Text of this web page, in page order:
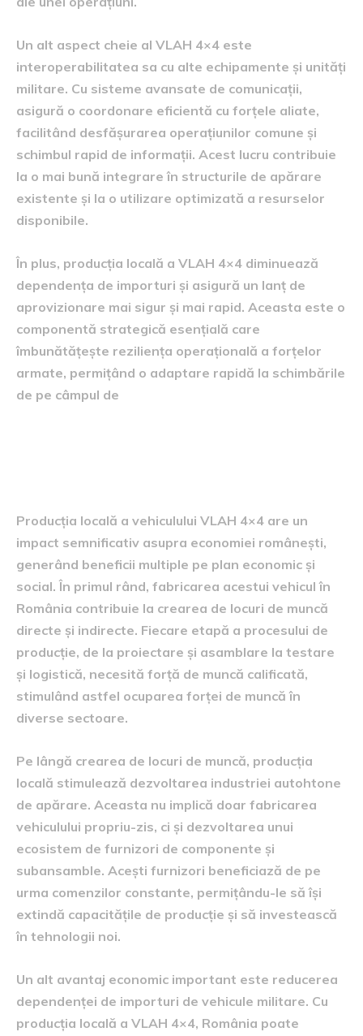
Un alt aspect cheie al VLAH 4×4 este
interoperabilitatea sa cu alte echipamente și unități
militare. Cu sisteme avansate de comunicații,
asigură o coordonare eficientă cu forțele aliate,
facilitând desfășurarea operațiunilor comune și
schimbul rapid de informații. Acest lucru contribuie
la o mai bună integrare în structurile de apărare
existente și la o utilizare optimizată a resurselor
disponibile.
În plus, producția locală a VLAH 4×4 diminuează
dependența de importuri și asigură un lanț de
aprovizionare mai sigur și mai rapid. Aceasta este o
componentă strategică esențială care
îmbunătățește reziliența operațională a forțelor
armate, permițând o adaptare rapidă la schimbările
de pe câmpul de
Producția locală a vehiculului VLAH 4×4 are un
impact semnificativ asupra economiei românești,
generând beneficii multiple pe plan economic și
social. În primul rând, fabricarea acestui vehicul în
România contribuie la crearea de locuri de muncă
directe și indirecte. Fiecare etapă a procesului de
producție, de la proiectare și asamblare la testare
și logistică, necesită forță de muncă calificată,
stimulând astfel ocuparea forței de muncă în
diverse sectoare.
Pe lângă crearea de locuri de muncă, producția
locală stimulează dezvoltarea industriei autohtone
de apărare. Aceasta nu implică doar fabricarea
vehiculului propriu-zis, ci și dezvoltarea unui
ecosistem de furnizori de componente și
subansamble. Acești furnizori beneficiază de pe
urma comenzilor constante, permițându-le să își
extindă capacitățile de producție și să investească
în tehnologii noi.
Un alt avantaj economic important este reducerea
dependenței de importuri de vehicule militare. Cu
producția locală a VLAH 4×4, România poate